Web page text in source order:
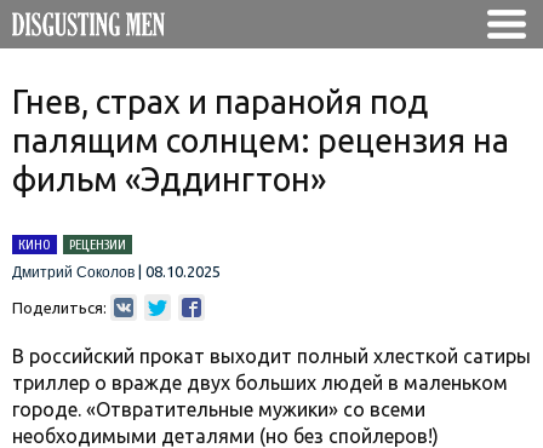
Гнев, страх и паранойя под
палящим солнцем: рецензия на
фильм «Эддингтон»
КИНО
РЕЦЕНЗИИ
Дмитрий Соколов
08.10.2025
Поделиться:
В российский прокат выходит полный хлесткой сатиры
триллер о вражде двух больших людей в маленьком
городе. «Отвратительные мужики» со всеми
необходимыми деталями (но без спойлеров!)